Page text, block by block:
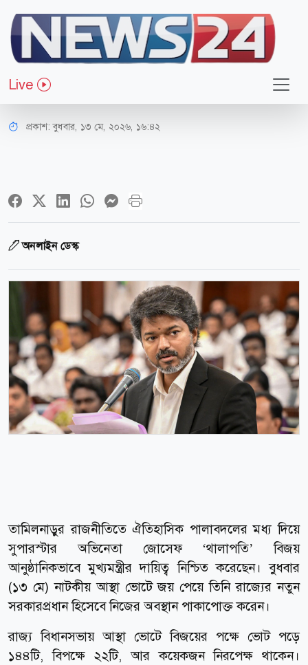
Live
আন্তর্জাতিক
নির্বাচনের পর বিধানসভাতেও থালাপতি
ম্যাজিক, বিরোধী শিবিরে ভাঙন
প্রকাশ:বুধবার, ১৩ মে, ২০২৬, ১৬:৪২
অনলাইন ডেস্ক
তামিলনাড়ুর রাজনীতিতে ঐতিহাসিক পালাবদলের মধ্য দিয়ে
সুপারস্টার অভিনেতা জোসেফ ‘থালাপতি’ বিজয়
আনুষ্ঠানিকভাবে মুখ্যমন্ত্রীর দায়িত্ব নিশ্চিত করেছেন। বুধবার
(১৩ মে) নাটকীয় আস্থা ভোটে জয় পেয়ে তিনি রাজ্যের নতুন
সরকারপ্রধান হিসেবে নিজের অবস্থান পাকাপোক্ত করেন।
রাজ্য বিধানসভায় আস্থা ভোটে বিজয়ের পক্ষে ভোট পড়ে
১৪৪টি, বিপক্ষে ২২টি, আর কয়েকজন নিরপেক্ষ থাকেন।